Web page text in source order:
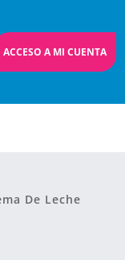
ACCESO A MI CUENTA
De Leche